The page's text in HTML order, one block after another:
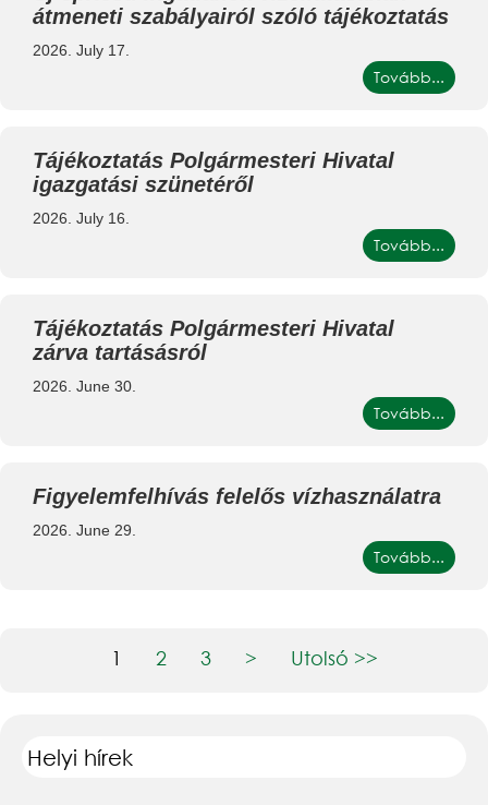
Helyi hírek
átmeneti szabályairól szóló tájékoztatás
2026. July 17.
Tovább...
Tájékoztatás Polgármesteri Hivatal
igazgatási szünetéről
2026. July 16.
Tovább...
Tájékoztatás Polgármesteri Hivatal
zárva tartásásról
2026. June 30.
Tovább...
Figyelemfelhívás felelős vízhasználatra
2026. June 29.
Tovább...
1 2 3 > Utolsó >>